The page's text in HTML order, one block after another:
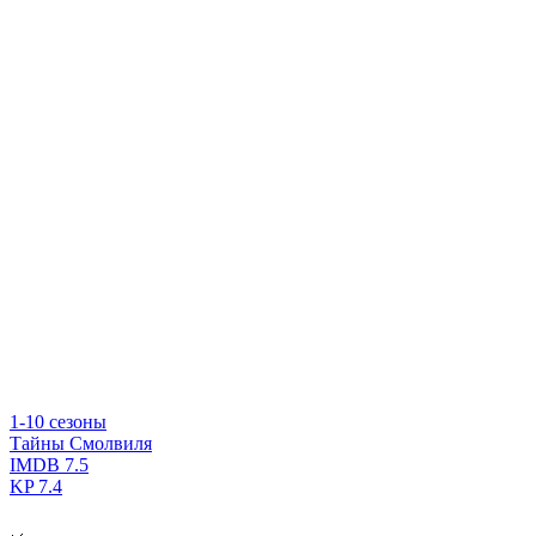
1-10 сезоны
Тайны Смолвиля
IMDB 7.5
KP7.4